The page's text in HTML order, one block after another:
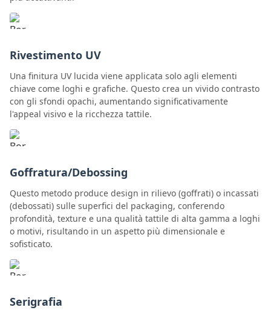
Rivestimento UV
Una finitura UV lucida viene applicata solo agli elementi
chiave come loghi e grafiche. Questo crea un vivido contrasto
con gli sfondi opachi, aumentando significativamente
l'appeal visivo e la ricchezza tattile.
Goffratura/Debossing
Questo metodo produce design in rilievo (goffrati) o incassati
(debossati) sulle superfici del packaging, conferendo
profondità, texture e una qualità tattile di alta gamma a loghi
o motivi, risultando in un aspetto più dimensionale e
sofisticato.
Serigrafia